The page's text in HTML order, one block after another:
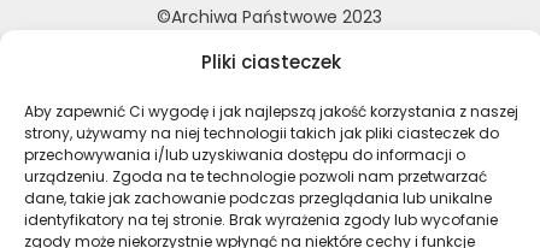
Pliki ciasteczek
Aby zapewnić Ci wygodę i jak najlepszą jakość korzystania z naszej
strony, używamy na niej technologii takich jak pliki ciasteczek do
przechowywania i/lub uzyskiwania dostępu do informacji o
urządzeniu. Zgoda na te technologie pozwoli nam przetwarzać
dane, takie jak zachowanie podczas przeglądania lub unikalne
identyfikatory na tej stronie. Brak wyrażenia zgody lub wycofanie
zgody może niekorzystnie wpłynąć na niektóre cechy i funkcje
©Archiwa Państwowe 2023
Deklaracja dostępności
Polityka prywatności
Mapa strony
Profil Archiwa Państwowe w
Profil Archiwa Państwowe
Profil Archiwa
Profil Archiwa